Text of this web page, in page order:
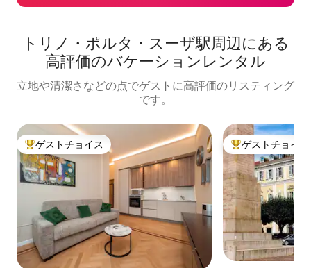
トリノ・ポルタ・スーザ駅⁠周⁠辺⁠に⁠あ⁠る
高⁠評⁠価⁠のバ⁠ケ⁠ー⁠シ⁠ョ⁠ン⁠レ⁠ン⁠タ⁠ル
立地や清潔さなどの点でゲストに高評価のリスティング
です。
大好評のゲストチョイスです。
ゲストチョイス 大好評のゲスト
ゲストチョイス